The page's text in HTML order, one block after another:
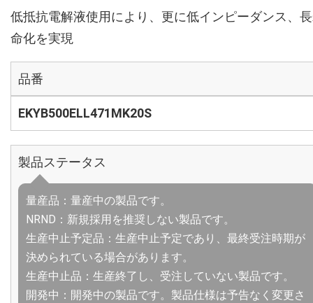
低抵抗電解液使用により、更に低インピーダンス、
命化を実現
品番
EKYB500ELL471MK20S
製品ステータス
量産品：量産中の製品です。
NRND：新規採用を推奨しない製品です。
生産中止予定品：生産中止予定であり、最終受注時期が
決められている場合があります。
生産中止品：生産終了し、受注していない製品です。
開発中：開発中の製品です。製品仕様は予告なく変更さ